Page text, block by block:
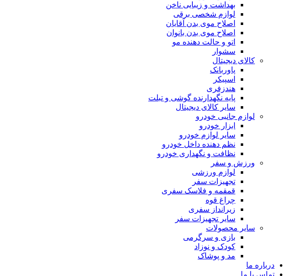
بهداشت و زیبایی ناخن
لوازم شخصی برقی
اصلاح موی بدن آقایان
اصلاح موی بدن بانوان
اتو و حالت دهنده مو
سشوار
کالای دیجیتال
پاوربانک
اسپیکر
هندزفری
پایه نگهدارنده گوشی و تبلت
سایر کالای دیجیتال
لوازم جانبی خودرو
ابزار خودرو
سایر لوازم خودرو
نظم دهنده داخل خودرو
نظافت و نگهداری خودرو
ورزش و سفر
لوازم ورزشی
تجهیزات سفر
قمقمه و فلاسک سفری
چراغ قوه
زیرانداز سفری
سایر تجهیزات سفر
سایر محصولات
بازی و سرگرمی
کودک و نوزاد
مد و پوشاک
درباره ما
تماس با ما